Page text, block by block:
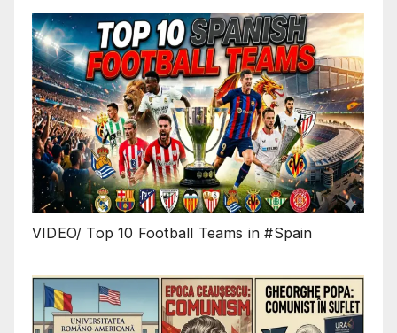
VIDEO/ Top 10 Football Teams in #Spain